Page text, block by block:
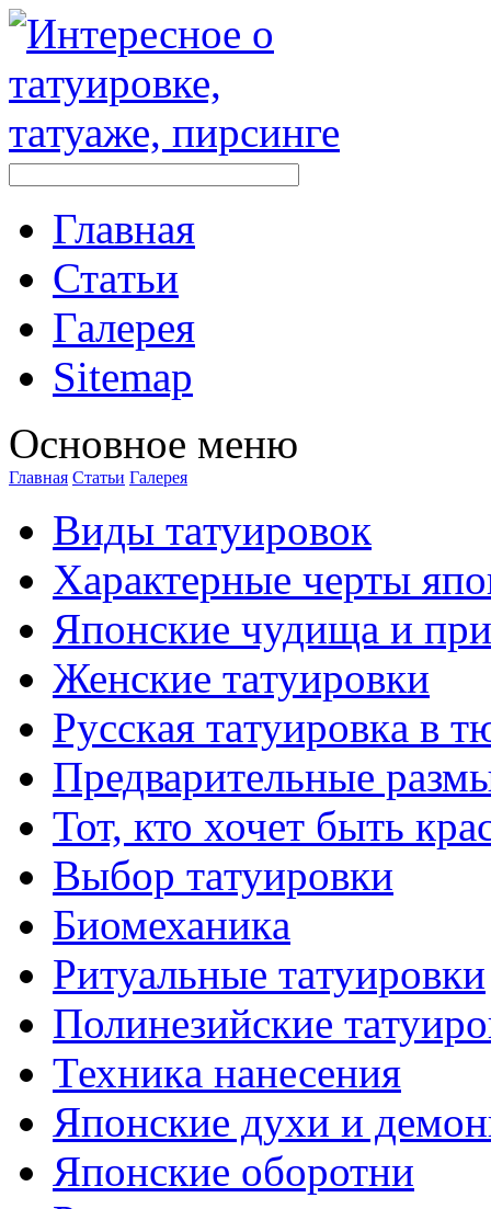
Главная
Стaтьи
Галерея
Sitemap
Оснoвнoе меню
Главная Стaтьи Галерея
Виды тaтуировок
Характерные черты
Японские чудища и
Женские тaтуировки
Русскaя тaтуировкa в
Предварительные
Тот, кто хочет быть
Выбор тaтуировки
Биомеханикa
Ритуальные тaтуировки
Полинезийские
Техникa нанесения
Японские духи и
Японские оборотни